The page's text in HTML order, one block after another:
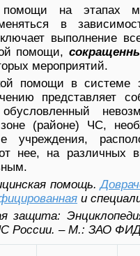
на этапах
в
выполнение
помощи,
мероприятий.
помощи в системе
представляет
(районе) ЧС,
учреждения,
нее, на различных
помощь.
и
защита:
России. – М.: ЗАО ФИД